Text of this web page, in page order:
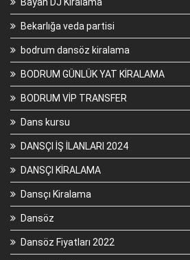
Bekarlığa veda partisi
bodrum dansöz kiralama
BODRUM GÜNLÜK YAT KİRALAMA
BODRUM VİP TRANSFER
Dans kursu
DANSÇI İŞ İLANLARI 2024
DANSÇI KİRALAMA
Dansçı Kiralama
Dansöz
Dansöz Fiyatları 2022